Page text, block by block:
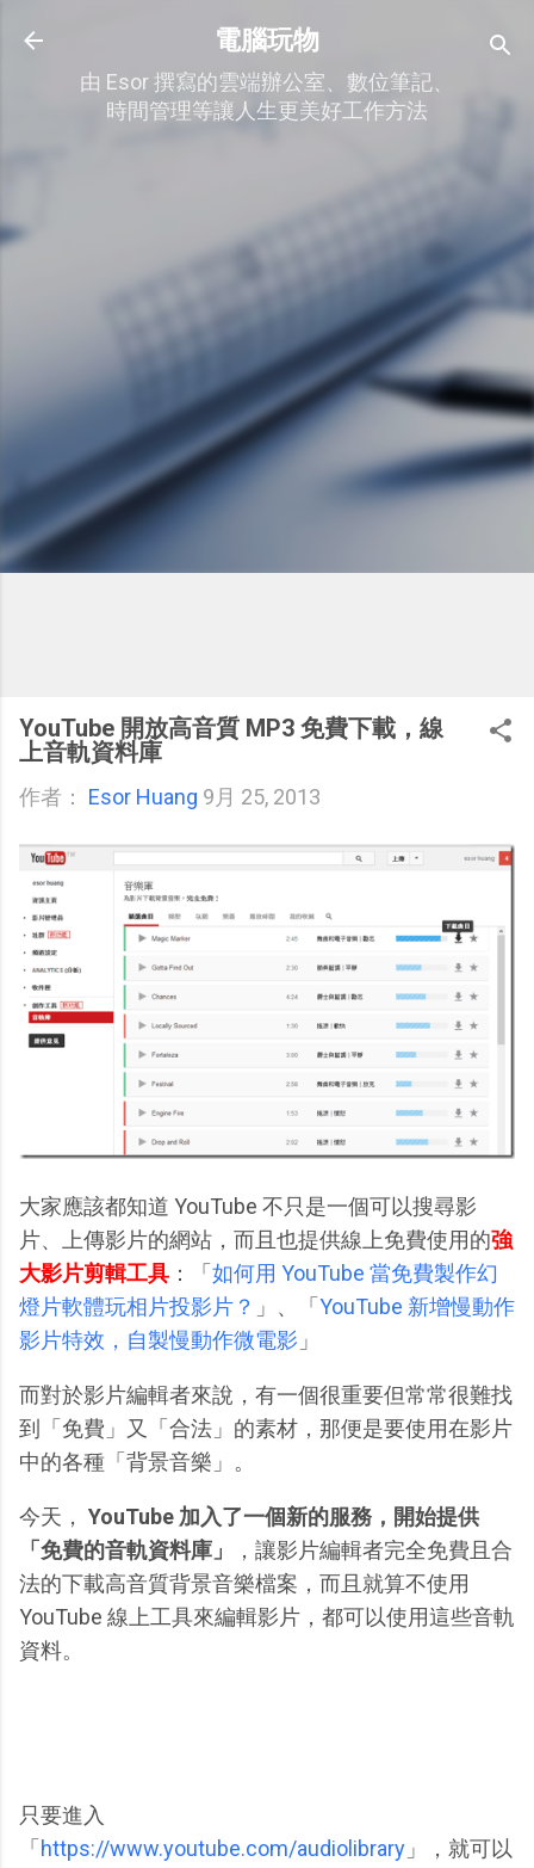
跳到主要內容
電腦玩物
由 Esor 撰寫的雲端辦公室、數位筆記、
時間管理等讓人生更美好工作方法
YouTube 開放高音質 MP3 免費下載，線
上音軌資料庫
作者： Esor Huang 9月 25, 2013
大家應該都知道 YouTube 不只是一個可以搜尋影
片、上傳影片的網站，而且也提供線上免費使用的強
大影片剪輯工具 ：「 如何用 YouTube 當免費製作幻
燈片軟體玩相片投影片？ 」、「 YouTube 新增慢動作
影片特效，自製慢動作微電影 」
而對於影片編輯者來說，有一個很重要但常常很難找
到「免費」又「合法」的素材，那便是要使用在影片
中的各種「背景音樂」。
今天， YouTube 加入了一個新的服務，開始提供
「免費的音軌資料庫」
，讓影片編輯者完全免費且合
法的下載高音質背景音樂檔案，而且就算不使用
YouTube 線上工具來編輯影片，都可以使用這些音軌
資料。
只要進入
「 https://www.youtube.com/audiolibrary 」，就可以